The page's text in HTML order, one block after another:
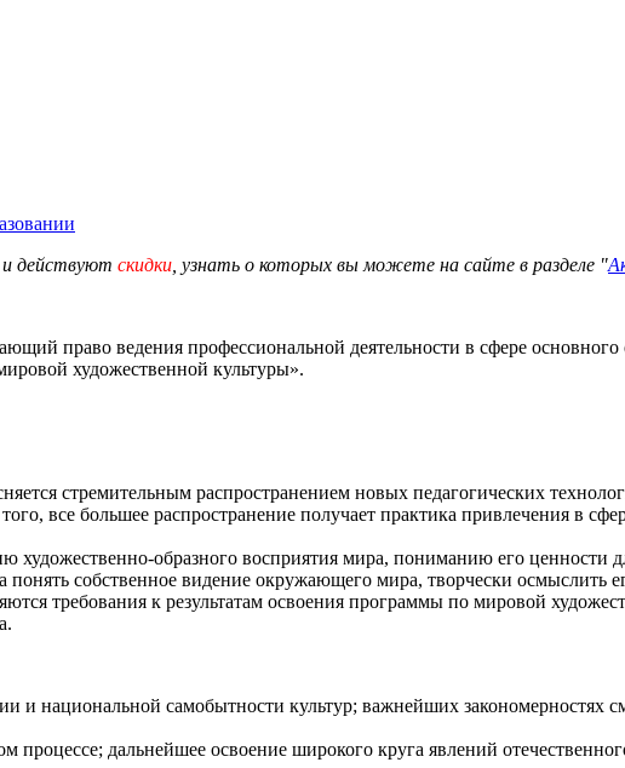
и действуют скидки , узнать о которых вы можете на сайте в разделе "
право ведения профессиональной деятельности в сфере
художественной культуры».
стремительным распространением новых педагогических
все большее распространение получает практика привлечения в
художественно-образного восприятия мира, пониманию его ценности
понять собственное видение окружающего мира, творчески осмыслить
требования к результатам освоения программы по мировой
и национальной самобытности культур; важнейших закономерностях
процессе; дальнейшее освоение широкого круга явлений